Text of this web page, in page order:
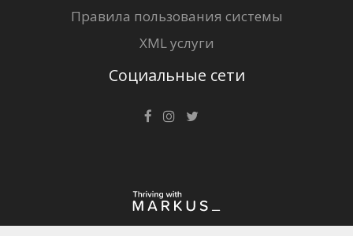
Правила пользования системы
XML услуги
Социальные сети